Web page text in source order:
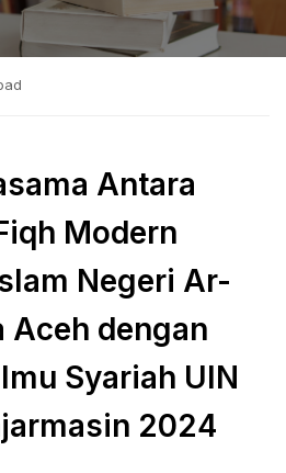
Antara
Modern
Negeri Ar-
Aceh dengan
Syariah UIN
2024